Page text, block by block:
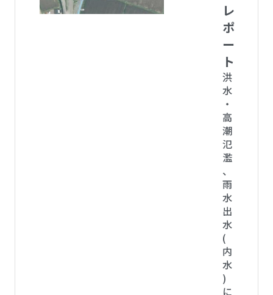
レ
ポ
ー
ト
洪
水
・
高
潮
氾
濫
、
雨
水
出
水
(
内
水
)
に